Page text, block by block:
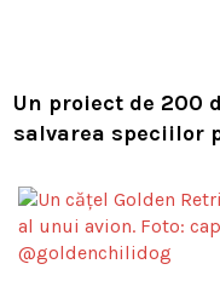
Un proiect de 200
salvarea speciilor